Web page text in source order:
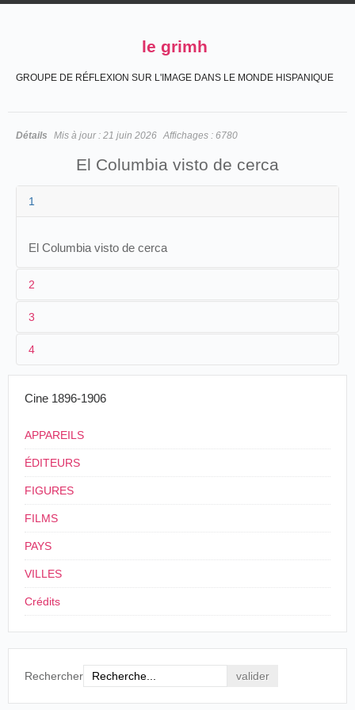
le grimh
GROUPE DE RÉFLEXION SUR L'IMAGE DANS LE MONDE HISPANIQUE
Détails Mis à jour : 21 juin 2026 Affichages : 6780
El Columbia visto de cerca
1
El Columbia visto de cerca
2
1
2
Con motivo de la ceremonia habida últimamente
puerto de Veracruz, a la llegada de los restos mortales
cinematógrafo Toscano y Barreiro tomó varias vistas
las escenas más importantes, como son la llegada
crucero "Columbia," el desembarque, honores
otras por el estilo que pronto dará a conocer.
El Diario del Hogar, México, jueves 27 de abril de
4
Mexique,Veracruz
3
4
Cine 1896-1906
APPAREILS
ÉDITEURS
FIGURES
FILMS
PAYS
VILLES
Crédits
Rechercher